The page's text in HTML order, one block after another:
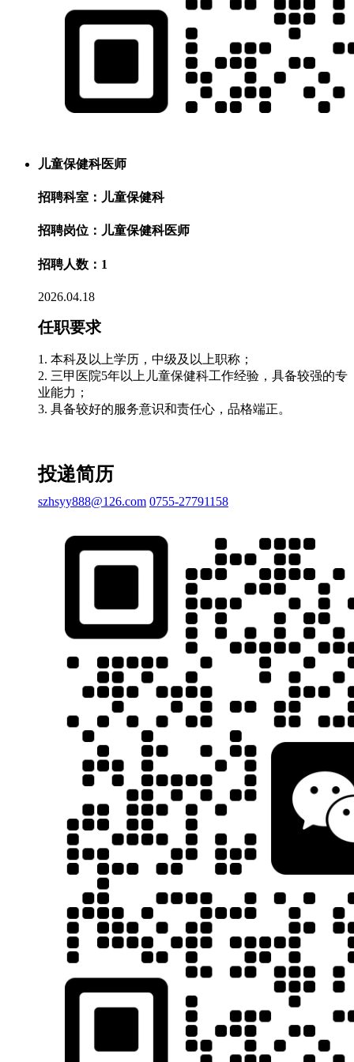
儿童保健科医师
招聘科室：儿童保健科
招聘岗位：儿童保健科医师
招聘人数：1
2026.04.18
任职要求
1. 本科及以上学历，中级及以上职称；
2. 三甲医院5年以上儿童保健科工作经验，具备较强的专
业能力；
3. 具备较好的服务意识和责任心，品格端正。
投递简历
szhsyy888@126.com 0755-27791158